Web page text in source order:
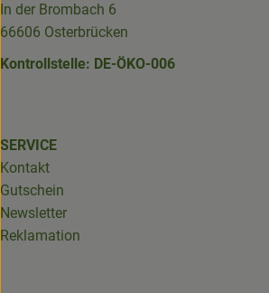
In der Brombach 6
66606 Osterbrücken
Kontrollstelle: DE-ÖKO-006
SERVICE
Kontakt
Gutschein
Newsletter
Reklamation